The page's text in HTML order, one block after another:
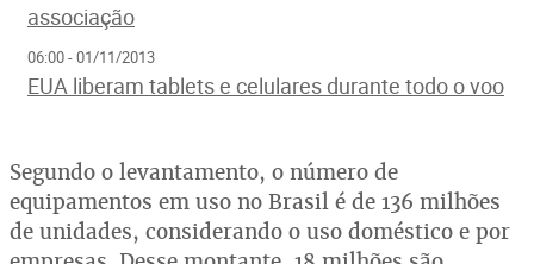
associação
06:00 - 01/11/2013
EUA liberam tablets e celulares durante todo o voo
Segundo o levantamento, o número de
equipamentos em uso no Brasil é de 136 milhões
de unidades, considerando o uso doméstico e por